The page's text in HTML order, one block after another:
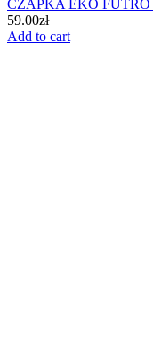
CZAPKA EKO
59.00zł
Add to cart